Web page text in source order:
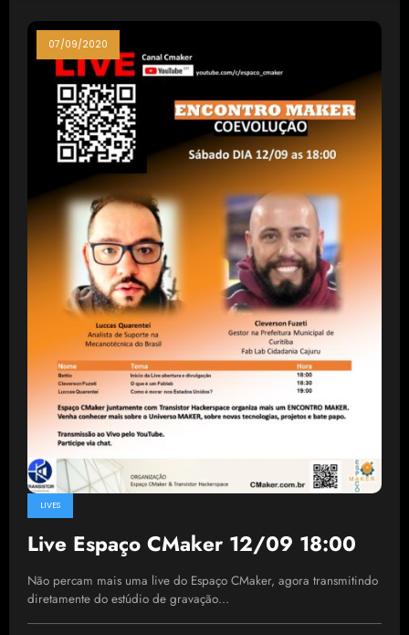
07/09/2020
LIVES
Live Espaço CMaker 12/09 18:00
Não percam mais uma live do Espaço CMaker, agora transmitindo
diretamente do estúdio de gravação…